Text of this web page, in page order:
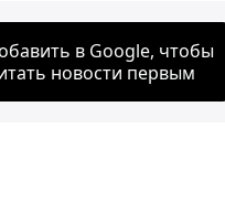
в Google, чтобы
новости первым